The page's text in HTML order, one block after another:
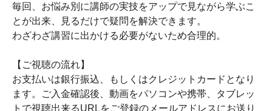
毎回、お悩み別に講師の実技をアップで見ながら学ぶこ
とが出来、見るだけで疑問を解決できます。
わざわざ講習に出かける必要がないため合理的。
【ご視聴の流れ】
お支払いは銀行振込、もしくはクレジットカードとなり
ます。ご入金確認後、動画をパソコンや携帯、タブレッ
トで視聴出来るURLをご登録のメールアドレスにお送り